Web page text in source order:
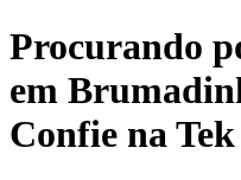
Procurando
em
Confie na